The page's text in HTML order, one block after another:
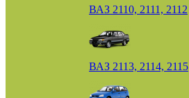
ВАЗ 2110, 2111, 2112
ВАЗ 2113, 2114, 2115